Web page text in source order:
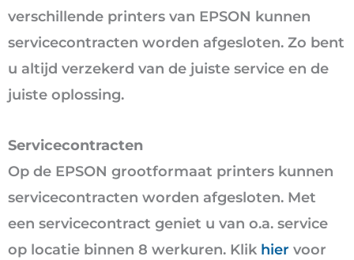
verschillende printers van EPSON kunnen
servicecontracten worden afgesloten. Zo bent
u altijd verzekerd van de juiste service en de
juiste oplossing.
Servicecontracten
Op de EPSON grootformaat printers kunnen
servicecontracten worden afgesloten. Met
een servicecontract geniet u van o.a. service
op locatie binnen 8 werkuren. Klik hier voor